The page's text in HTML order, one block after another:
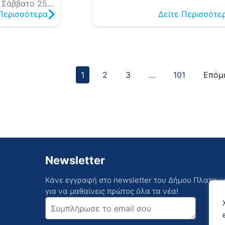
25
Ζουνάκι, η
Μοίρας
Δείτε
1 2 3 … 101
Newsletter
Κάνε εγγραφή στο newsletter του Δήμου
για να μαθαίνεις πρώτος όλα τα νέα!